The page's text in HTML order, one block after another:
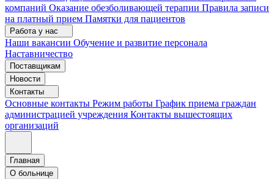
компаний Оказание обезболивающей терапии Правила записи
на платный прием Памятки для пациентов
Работа у нас
Наши вакансии Обучение и развитие персонала
Наставничество
Поставщикам
Новости
Контакты
Основные контакты Режим работы График приема граждан
администрацией учреждения Контакты вышестоящих
организаций
Главная
О больнице